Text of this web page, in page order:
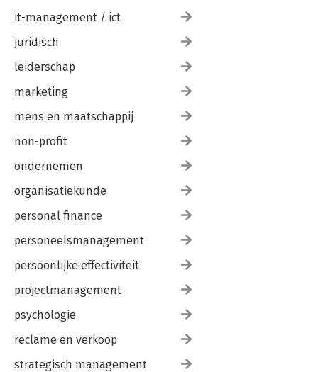
it-management / ict
juridisch
leiderschap
marketing
mens en maatschappij
non-profit
ondernemen
organisatiekunde
personal finance
personeelsmanagement
persoonlijke effectiviteit
projectmanagement
psychologie
reclame en verkoop
strategisch management